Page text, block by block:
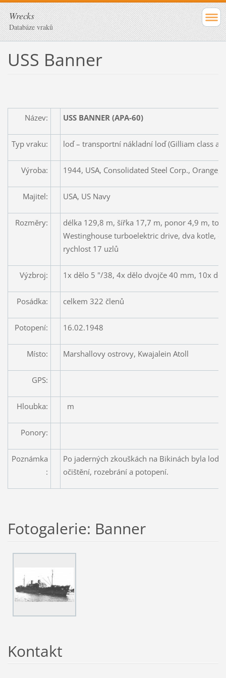
Wrecks
Databáze vraků
USS Banner
Název: USS BANNER (APA-60)
Typ vraku: loď – transportní nákladní loď (Gilliam class
Výroba: 1944, USA, Consolidated Steel Corp., Orange,
Majitel: USA, US Navy
Rozměry:
délka 129,8 m, šířka 17,7 m, ponor 4,9 m,
Westinghouse turboelektric drive, dva kotle,
rychlost 17 uzlů
Výzbroj: 1x dělo 5 "/38, 4x dělo dvojče 40 mm, 10x
Posádka: celkem 322 členů
Potopení: 16.02.1948
Místo: Marshallovy ostrovy, Kwajalein Atoll
GPS:
Hloubka: m
Ponory:
Poznámka
:
Po jaderných zkouškách na Bikinách byla loď
očištění, rozebrání a potopení.
Fotogalerie: Banner
Kontakt